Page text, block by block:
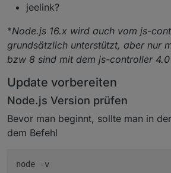
jeelink?
*Node.js 16.x wird auch vom js-
grundsätzlich unterstützt, aber nur
bzw 8 sind mit dem js-controller
Update vorbereiten
Node.js Version prüfen
Bevor man beginnt, sollte man in
dem Befehl